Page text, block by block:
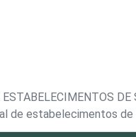
DE
de estabelecimentos de